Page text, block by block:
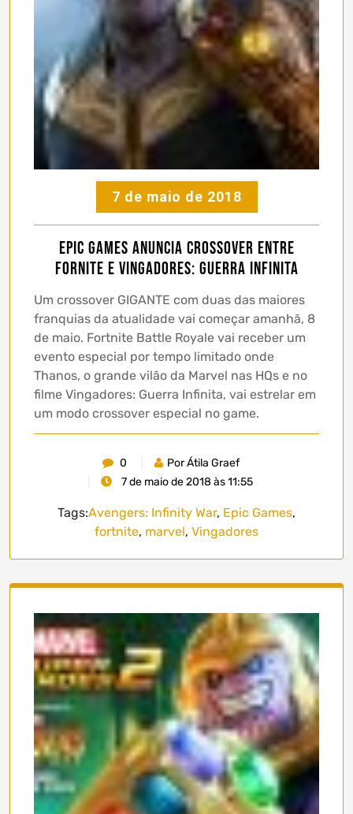
7 de maio de 2018
Epic Games anuncia crossover entre
Fornite e Vingadores: Guerra Infinita
Um crossover GIGANTE com duas das maiores
franquias da atualidade vai começar amanhã, 8
de maio. Fortnite Battle Royale vai receber um
evento especial por tempo limitado onde
Thanos, o grande vilão da Marvel nas HQs e no
filme Vingadores: Guerra Infinita, vai estrelar em
um modo crossover especial no game.
0
Por Átila Graef
7 de maio de 2018 às 11:55
Tags:Avengers: Infinity War, Epic Games,
fortnite, marvel, Vingadores